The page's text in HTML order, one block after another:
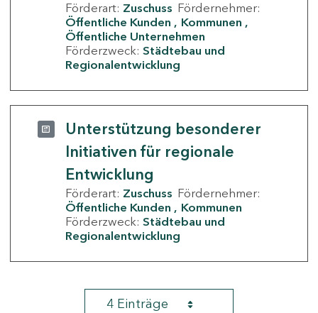
Förderart: Zuschuss Fördernehmer:
Öffentliche Kunden
Kommunen
Öffentliche Unternehmen
Förderzweck: Städtebau und
Regionalentwicklung
Unterstützung besonderer
Initiativen für regionale
Entwicklung
Förderart: Zuschuss Fördernehmer:
Öffentliche Kunden
Kommunen
Förderzweck: Städtebau und
Regionalentwicklung
4 Einträge